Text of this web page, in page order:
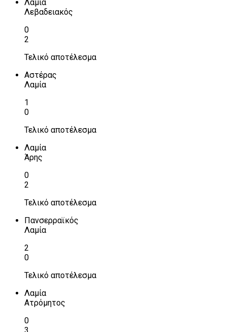
Λαμία
Λεβαδειακός
0
2
Τελικό αποτέλεσμα
Αστέρας
Λαμία
1
0
Τελικό αποτέλεσμα
Λαμία
Άρης
0
2
Τελικό αποτέλεσμα
Πανσερραϊκός
Λαμία
2
0
Τελικό αποτέλεσμα
Λαμία
Ατρόμητος
0